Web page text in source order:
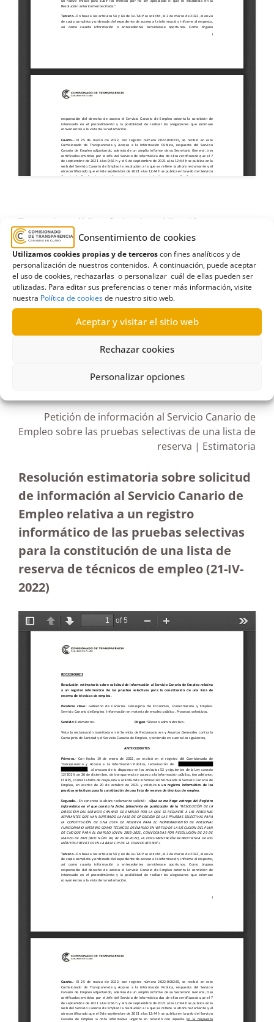
Consentimiento de cookies
Utilizamos cookies propias y de terceroscon fines analíticos y de
personalización de nuestros contenidos. A continuación, puede aceptar
el uso de cookies, rechazarlas o personalizar cuál de ellas pueden ser
utilizadas. Para editar sus preferencias o tener más información, visite
nuestra Política de cookiesde nuestro sitio web.
Aceptar y visitar el sitio web
Rechazar cookies
Personalizar opciones
Empleo público fecha de publicación
funcionario interino,listas de reserva,
informativa,Procesos selectivos,pruebas
selectivas,registro informático,Servicio Canario de
Empleo,Técnicos de empleo
Petición de información al Servicio Canario de
Empleo sobre las pruebas selectivas de una lista de
reserva | Estimatoria
Resolución estimatoria sobre solicitud
de información al Servicio Canario de
Empleo relativa a un registro
informático de las pruebas selectivas
para la constitución de una lista de
reserva de técnicos de empleo (21-IV-
2022)